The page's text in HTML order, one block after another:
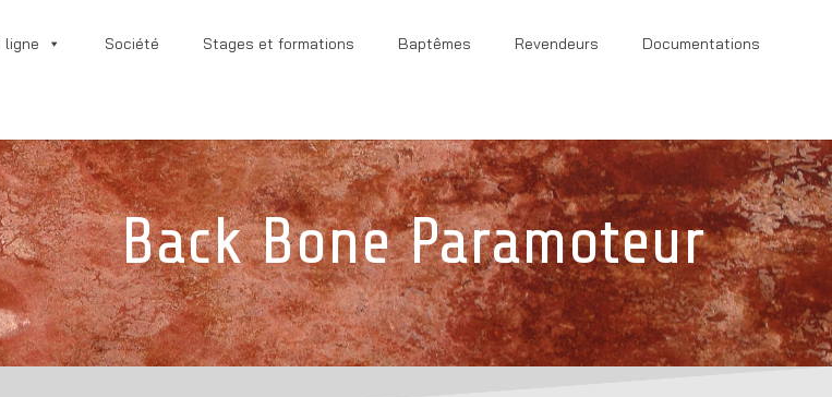
ligne Société Stages et formations Baptêmes Revendeurs Documentations
Back Bone Paramoteur